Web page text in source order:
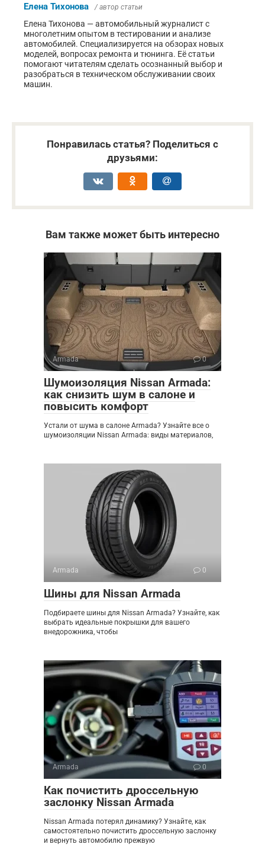
Елена Тихонова / автор статьи
Елена Тихонова — автомобильный журналист с
многолетним опытом в тестировании и анализе
автомобилей. Специализируется на обзорах новых
моделей, вопросах ремонта и тюнинга. Её статьи
помогают читателям сделать осознанный выбор и
разобраться в техническом обслуживании своих
машин.
Понравилась статья? Поделиться с
друзьями:
Вам также может быть интересно
Armada 0
Шумоизоляция Nissan Armada:
как снизить шум в салоне и
повысить комфорт
Устали от шума в салоне Armada? Узнайте все о
шумоизоляции Nissan Armada: виды материалов,
Armada 0
Шины для Nissan Armada
Подбираете шины для Nissan Armada? Узнайте, как
выбрать идеальные покрышки для вашего
внедорожника, чтобы
Armada 0
Как почистить дроссельную
заслонку Nissan Armada
Nissan Armada потерял динамику? Узнайте, как
самостоятельно почистить дроссельную заслонку
и вернуть автомобилю прежвую